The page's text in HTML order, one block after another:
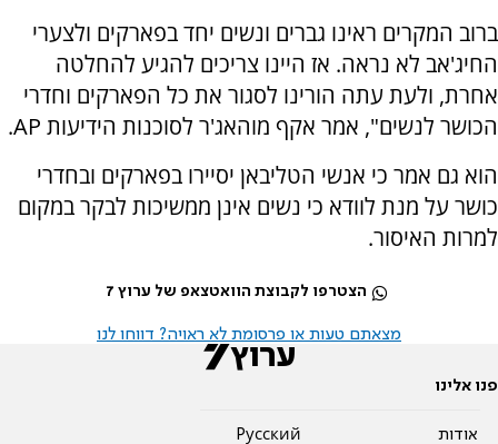
ברוב המקרים ראינו גברים ונשים יחד בפארקים ולצערי
החיג'אב לא נראה. אז היינו צריכים להגיע להחלטה
אחרת, ולעת עתה הורינו לסגור את כל הפארקים וחדרי
הכושר לנשים", אמר אקף מוהאג'ר לסוכנות הידיעות AP.
הוא גם אמר כי אנשי הטליבאן יסיירו בפארקים ובחדרי
כושר על מנת לוודא כי נשים אינן ממשיכות לבקר במקום
למרות האיסור.
הצטרפו לקבוצת הוואטצאפ של ערוץ 7
מצאתם טעות או פרסומת לא ראויה? דווחו לנו
פנו אלינו
אודות
Pусский